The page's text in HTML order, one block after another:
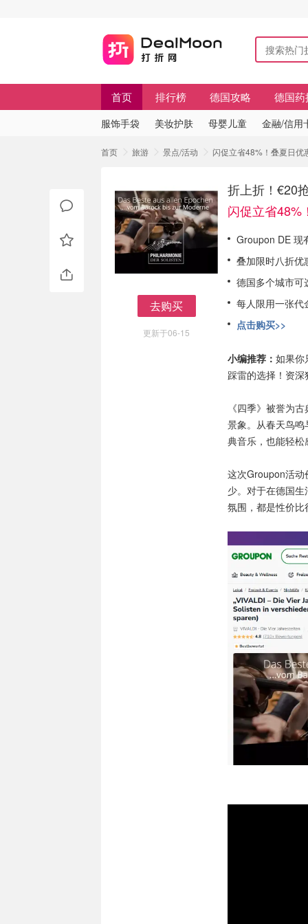
首页 排行榜 德国攻略 德国药
服饰手袋 美妆护肤 母婴儿童 金融/信用
首页 旅游 景点/活动 闪促立省48%！叠夏日优
去购买
更新于06-15
折上折！€20
闪促立省48%
Groupon DE 现
叠加限时八折优
德国多个城市可
每人限用一张代
点击购买>>
小编推荐： 如果你
踩雷的选择！资
《四季》被誉为
景象。从春天鸟
典音乐，也能轻
这次Groupon活动
少。对于在德国
氛围，都是性价